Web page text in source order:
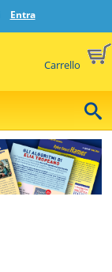
Entra
Carrello